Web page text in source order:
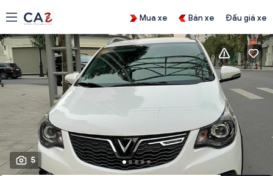
Mua xe Bán xe Đấu giá xe
5